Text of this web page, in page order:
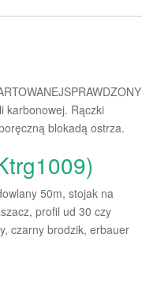
karbonowej. Rączki
blokadą ostrza.
50m, stojak na
profil ud 30 czy
czarny brodzik, erbauer